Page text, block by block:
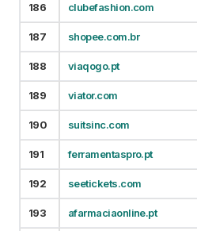
186 clubefashion.com
187 shopee.com.br
188 viaqogo.pt
189 viator.com
190 suitsinc.com
191 ferramentaspro.pt
192 seetickets.com
193 afarmaciaonline.pt